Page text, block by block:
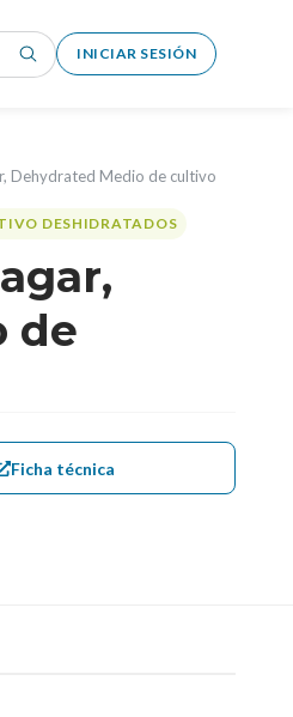
INICIAR SESIÓN
Dehydrated Medio de cultivo
DESHIDRATADOS
de
Ficha técnica